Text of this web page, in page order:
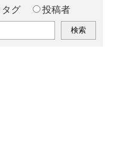
タグ 投稿者